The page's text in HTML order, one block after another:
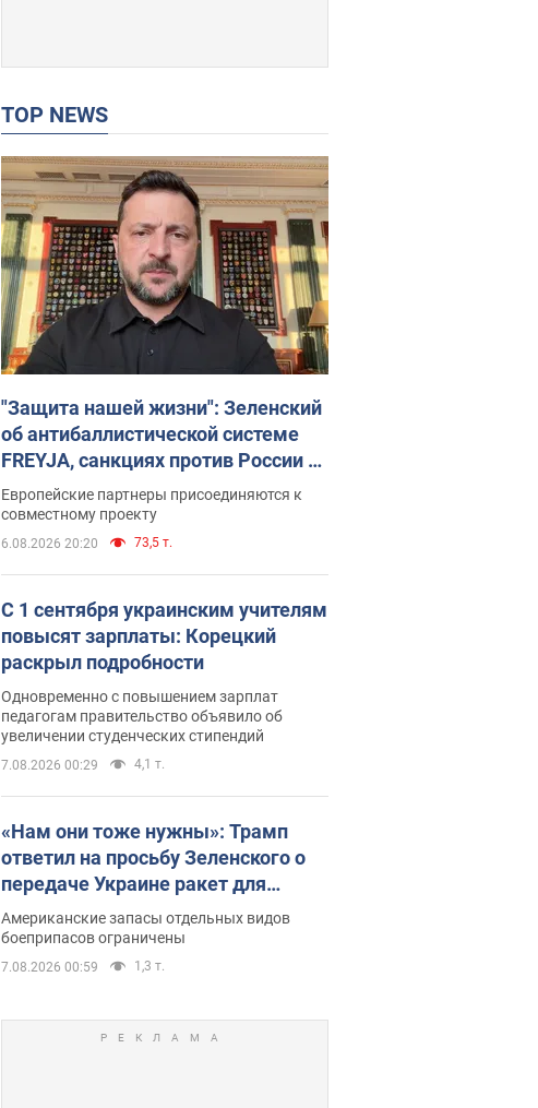
TOP NEWS
"Защита нашей жизни": Зеленский
об антибаллистической системе
FREYJA, санкциях против России и
поддержке аграриев. Видео
Европейские партнеры присоединяются к
совместному проекту
6.08.2026 20:20 73,5 т.
С 1 сентября украинским учителям
повысят зарплаты: Корецкий
раскрыл подробности
Одновременно с повышением зарплат
педагогам правительство объявило об
увеличении студенческих стипендий
7.08.2026 00:29 4,1 т.
«Нам они тоже нужны»: Трамп
ответил на просьбу Зеленского о
передаче Украине ракет для
Patriot
Американские запасы отдельных видов
боеприпасов ограничены
7.08.2026 00:59 1,3 т.